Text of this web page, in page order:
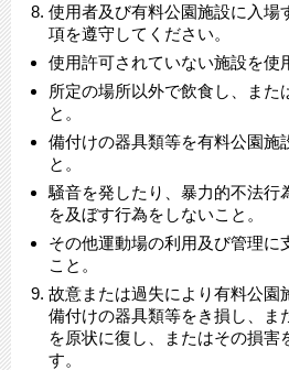
使用者及び有料公園施設に入場
項を遵守してください。
使用許可されていない施設を使
所定の場所以外で飲食し、また
と。
備付けの器具類等を有料公園施
と。
騒音を発したり、暴力的不法行
を及ぼす行為をしないこと。
その他運動場の利用及び管理に
こと。
故意または過失により有料公園
備付けの器具類等をき損し、ま
を原状に復し、またはその損害
す。